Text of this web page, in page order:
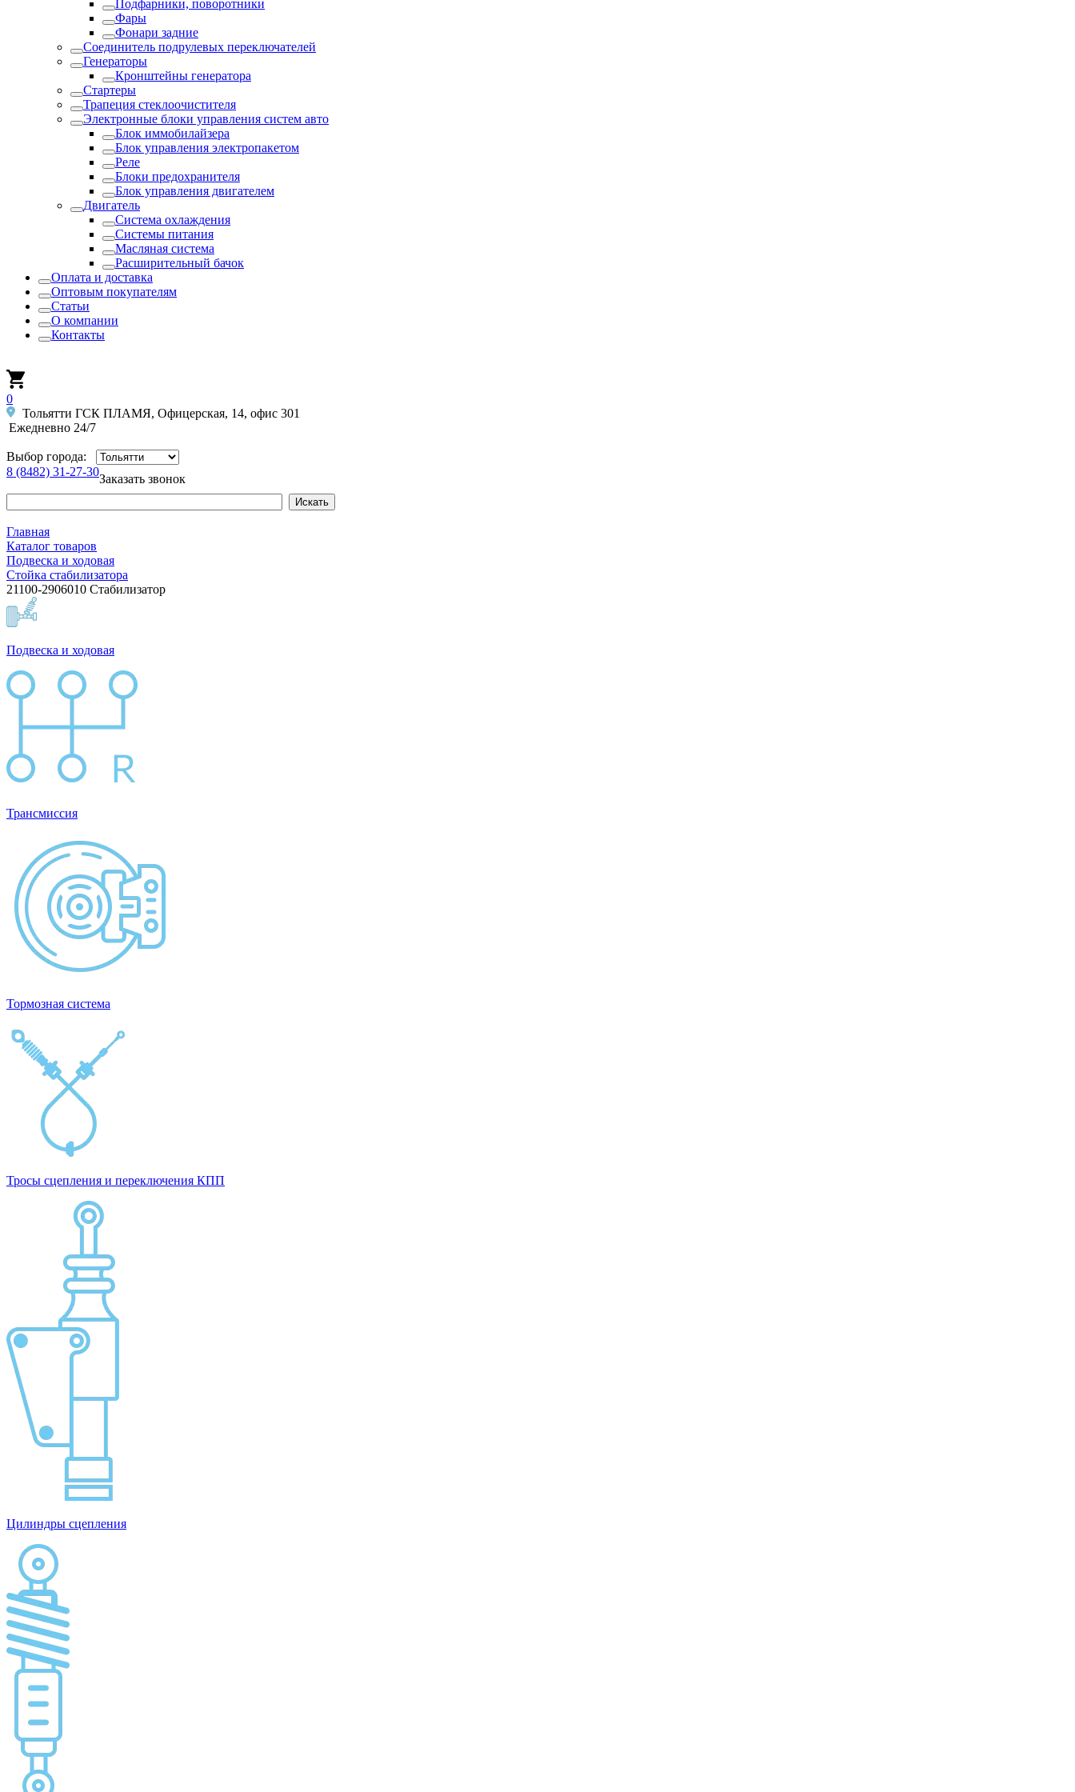
Подфарники, поворотники
Фары
Фонари задние
Соединитель подрулевых переключателей
Генераторы
Кронштейны генератора
Стартеры
Трапеция стеклоочистителя
Электронные блоки управления систем авто
Блок иммобилайзера
Блок управления электропакетом
Реле
Блоки предохранителя
Блок управления двигателем
Двигатель
Система охлаждения
Системы питания
Масляная система
Расширительный бачок
Оплата и доставка
Оптовым покупателям
Статьи
О компании
Контакты
0
Тольятти ГСК ПЛАМЯ, Офицерская, 14, офис 301
Ежедневно 24/7
Выбор города:
8 (8482) 31-27-30
Заказать звонок
Главная
Каталог товаров
Подвеска и ходовая
Стойка стабилизатора
21100-2906010 Стабилизатор
Подвеска и ходовая
Трансмиссия
Тормозная система
Тросы сцепления и переключения КПП
Цилиндры сцепления